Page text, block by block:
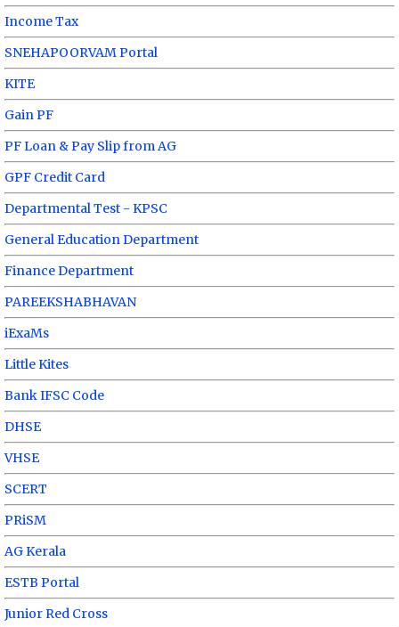
Income Tax
SNEHAPOORVAM Portal
KITE
Gain PF
PF Loan & Pay Slip from AG
GPF Credit Card
Departmental Test - KPSC
General Education Department
Finance Department
PAREEKSHABHAVAN
iExaMs
Little Kites
Bank IFSC Code
DHSE
VHSE
SCERT
PRiSM
AG Kerala
ESTB Portal
Junior Red Cross